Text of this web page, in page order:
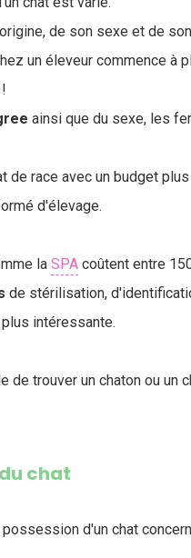
de son sexe et de
un éleveur commence à
!
ainsi que du sexe, les
de race avec un budget
d'élevage.
la SPA coûtent entre
de stérilisation,
intéressante.
de trouver un chaton ou
chat
d'un chat